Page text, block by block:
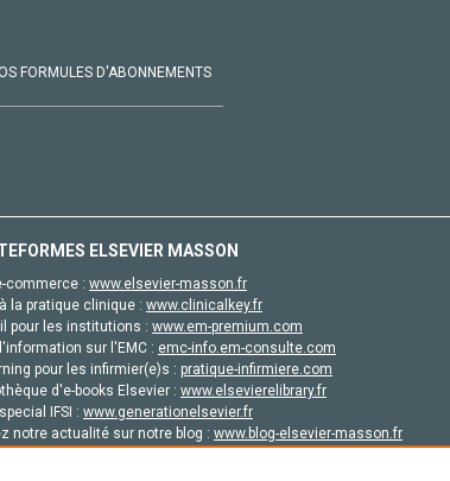
FORMULES D'ABONNEMENTS
ELSEVIER MASSON
commerce : www.elsevier-masson.fr
la pratique clinique : www.clinicalkey.fr
pour les institutions : www.em-premium.com
sur l'EMC : emc-info.em-consulte.com
pour les infirmier(e)s : pratique-infirmiere.com
d'e-books Elsevier : www.elsevierelibrary.fr
IFSI : www.generationelsevier.fr
notre actualité sur notre blog : www.blog-elsevier-masson.fr